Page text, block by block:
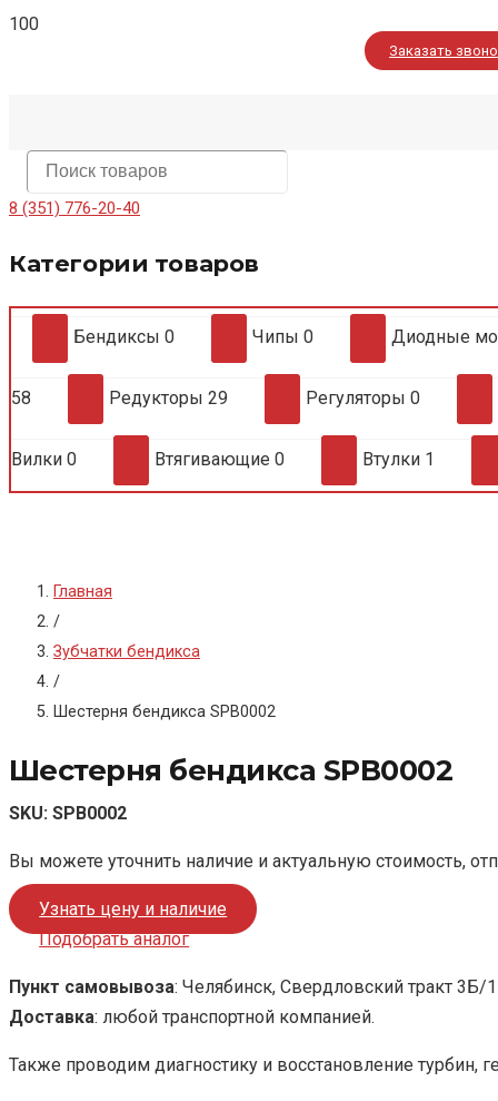
Заказать
8 (351) 776-20-40
Категории товаров
Бендиксы 0 Чипы 0 Диодные
58 Редукторы 29 Регуляторы 0
Вилки 0 Втягивающие 0 Втулки 1
Главная
/
Зубчатки бендикса
/
Шестерня бендикса SPB0002
Шестерня бендикса SPB0002
SKU: SPB0002
Вы можете уточнить наличие и актуальную стоимость,
Узнать цену и наличие
Подобрать аналог
Пункт самовывоза: Челябинск, Свердловский тракт 3Б/1
Доставка: любой транспортной компанией.
Также проводим диагностику и восстановление турбин,